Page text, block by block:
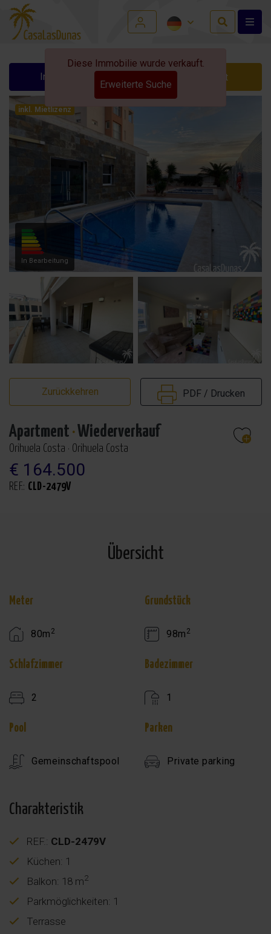
Info anfordern Kontakt
Diese Immobilie wurde verkauft.
Erweiterte Suche
inkl. Mietlizenz
In Bearbeitung
Zurückkehren PDF / Drucken
Apartment ·Wiederverkauf
Orihuela Costa · Orihuela Costa
€ 164.500
REF.: CLD-2479V
Übersicht
Meter
80m 2
Grundstück
98m 2
Schlafzimmer
2
Badezimmer
1
Pool
Gemeinschaftspool
Parken
Private parking
Charakteristik
REF.: CLD-2479V
Küchen: 1
Balkon: 18 m2
Parkmöglichkeiten: 1
Terrasse